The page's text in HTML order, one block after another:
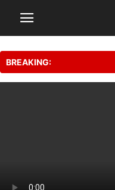
BREAKING: